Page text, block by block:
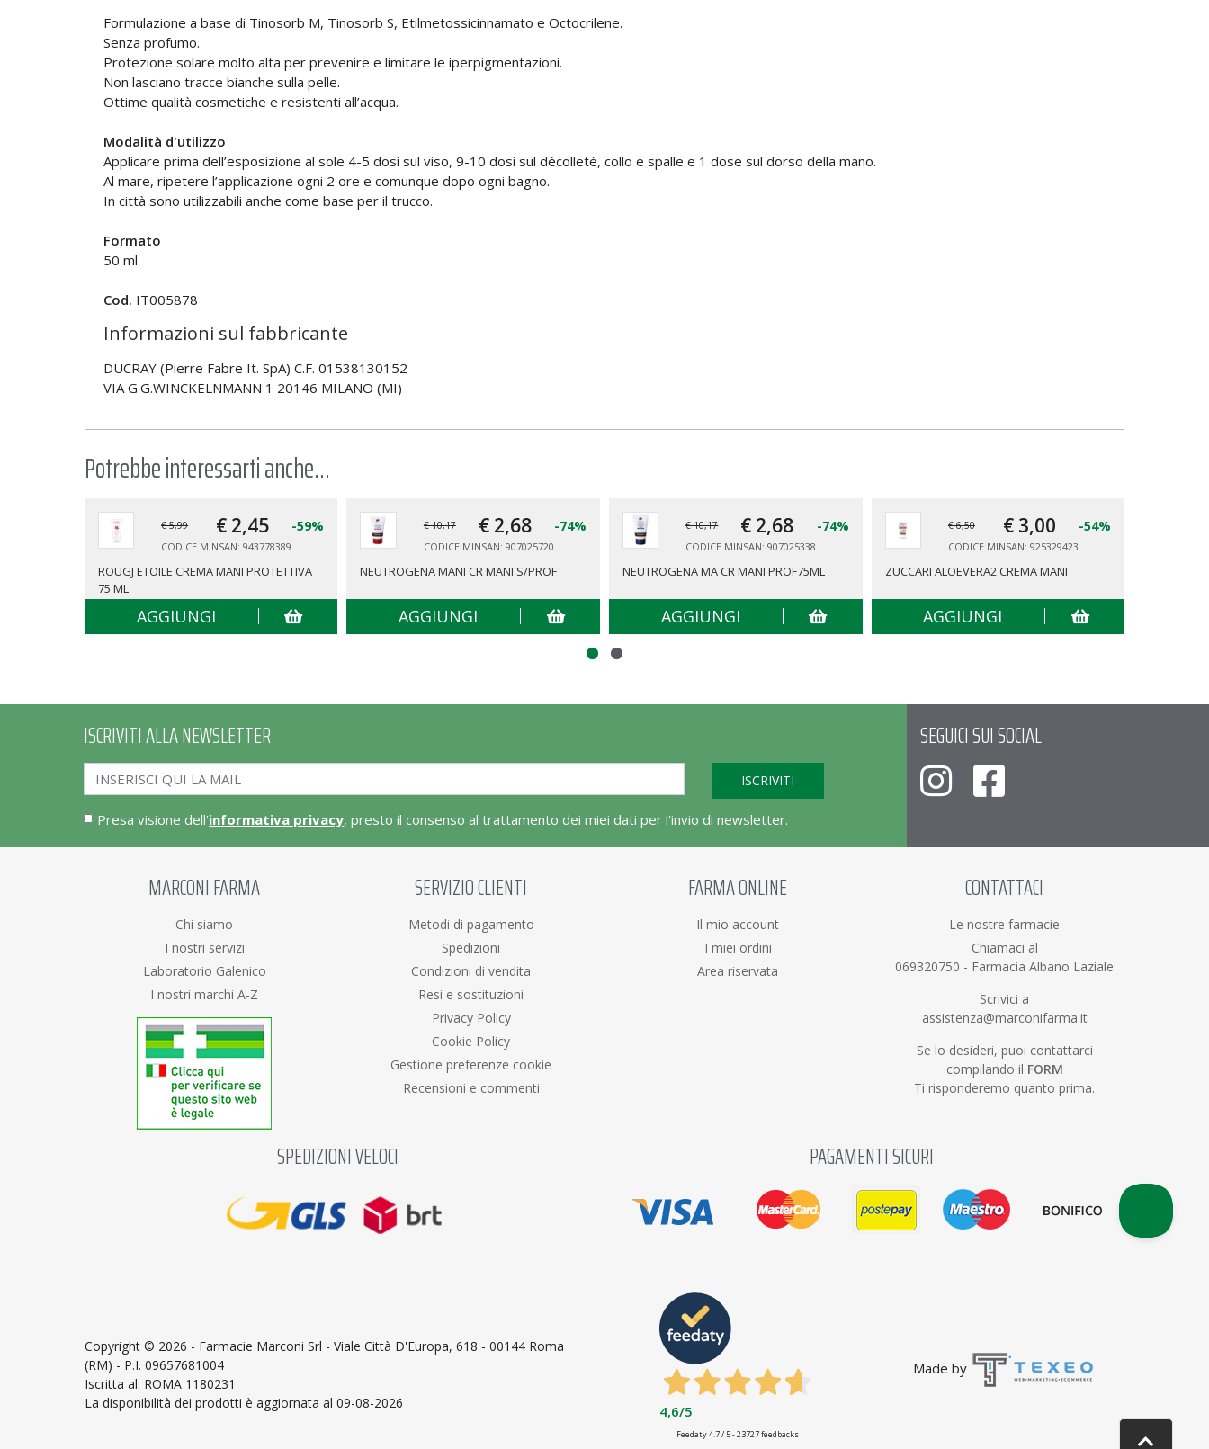
Formulazione a base di Tinosorb M, Tinosorb S, Etilmetossicinnamato e Octocrilene.
Senza profumo.
Protezione solare molto alta per prevenire e limitare le iperpigmentazioni.
Non lasciano tracce bianche sulla pelle.
Ottime qualità cosmetiche e resistenti all’acqua.
Modalità d'utilizzo
Applicare prima dell’esposizione al sole 4-5 dosi sul viso, 9-10 dosi sul décolleté, collo e spalle e 1 dose sul dorso della mano.
Al mare, ripetere l’applicazione ogni 2 ore e comunque dopo ogni bagno.
In città sono utilizzabili anche come base per il trucco.
Formato
50 ml
Cod. IT005878
Informazioni sul fabbricante
DUCRAY (Pierre Fabre It. SpA) C.F. 01538130152
VIA G.G.WINCKELNMANN 1 20146 MILANO (MI)
Potrebbe interessarti anche...
€ 5,99 € 2,45 -59%
CODICE MINSAN: 943778389
ROUGJ ETOILE CREMA MANI PROTETTIVA
75 ML
AGGIUNGI
€ 10,17 € 2,68 -74%
CODICE MINSAN: 907025720
NEUTROGENA MANI CR MANI S/PROF
AGGIUNGI
€ 10,17 € 2,68 -74%
CODICE MINSAN: 907025338
NEUTROGENA MA CR MANI PROF75ML
AGGIUNGI
€ 6,50 € 3,00 -54%
CODICE MINSAN: 925329423
ZUCCARI ALOEVERA2 CREMA MANI
AGGIUNGI
ISCRIVITI ALLA NEWSLETTER
Presa visione dell'informativa privacy, presto il consenso al trattamento dei miei dati per l'invio di newsletter.
SEGUICI SUI SOCIAL
MARCONI FARMA
Chi siamo
I nostri servizi
Laboratorio Galenico
I nostri marchi A-Z
SERVIZIO CLIENTI
Metodi di pagamento
Spedizioni
Condizioni di vendita
Resi e sostituzioni
Privacy Policy
Cookie Policy
Gestione preferenze cookie
Recensioni e commenti
FARMA ONLINE
Il mio account
I miei ordini
Area riservata
CONTATTACI
Le nostre farmacie
Chiamaci al
069320750 - Farmacia Albano Laziale
Scrivici a
assistenza@marconifarma.it
Se lo desideri, puoi contattarci
compilando il FORM
Ti risponderemo quanto prima.
SPEDIZIONI VELOCI PAGAMENTI SICURI
Copyright © 2026 - Farmacie Marconi Srl - Viale Città D'Europa, 618 - 00144 Roma
(RM) - P.I. 09657681004
Iscritta al: ROMA 1180231
La disponibilità dei prodotti è aggiornata al 09-08-2026
4,6/5
Feedaty4.7/ 5-23727feedbacks
Made by